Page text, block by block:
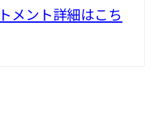
メント詳細はこち